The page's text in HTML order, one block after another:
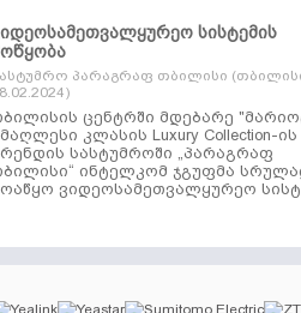
სისტემის
პარაგრაფ თბილისი
ცენტრში მდებარე
კლასის Luxury Collection-ის
სასტუმროში „პარაგრაფ
ინტელკომ ჯგუფმა
ვიდეოსამეთვალყურეო